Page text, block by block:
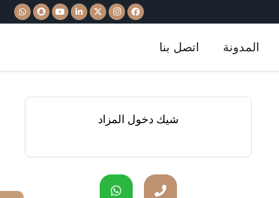
المدونة اتصل بنا
شيك دخول المزاد